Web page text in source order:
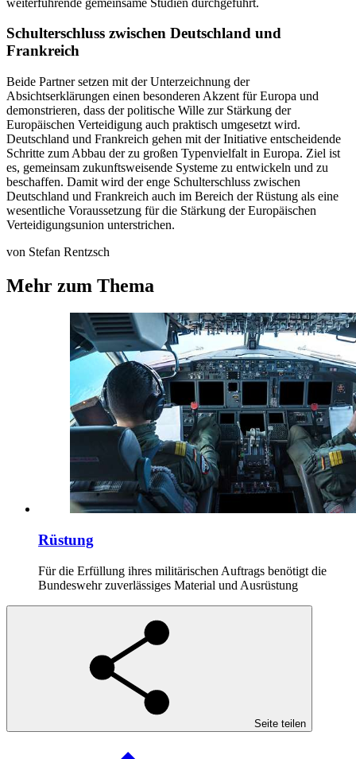
Schulterschluss zwischen Deutschland und
Frankreich
Beide Partner setzen mit der Unterzeichnung der
Absichtserklärungen einen besonderen Akzent für Europa und
demonstrieren, dass der politische Wille zur Stärkung der
Europäischen Verteidigung auch praktisch umgesetzt wird.
Deutschland und Frankreich gehen mit der Initiative entscheidende
Schritte zum Abbau der zu großen Typenvielfalt in Europa. Ziel ist
es, gemeinsam zukunftsweisende Systeme zu entwickeln und zu
beschaffen. Damit wird der enge Schulterschluss zwischen
Deutschland und Frankreich auch im Bereich der Rüstung als eine
wesentliche Voraussetzung für die Stärkung der Europäischen
Verteidigungsunion unterstrichen.
von Stefan Rentzsch
Mehr zum Thema
Rüstung
Für die Erfüllung ihres militärischen Auftrags benötigt die
Bundeswehr zuverlässiges Material und Ausrüstung
Seite teilen